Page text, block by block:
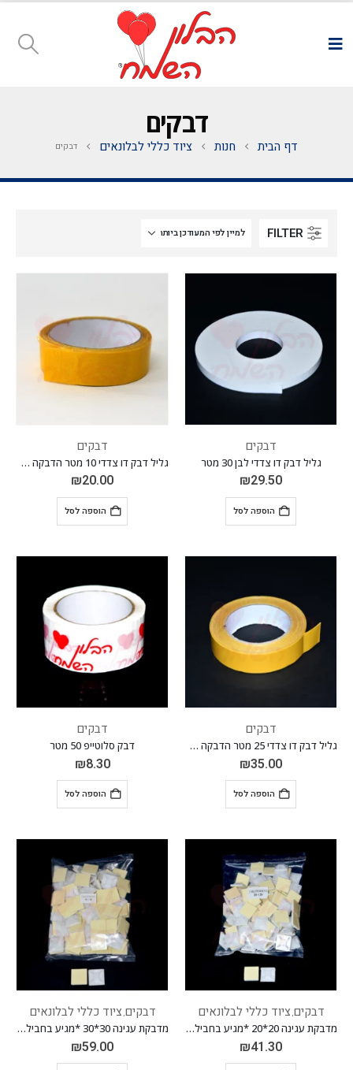
דבקים
דף הבית חנות ציוד כללי לבלונאים דבקים
FILTER
דבקים
גליל דבק דו צדדי לבן 30 מטר
₪29.50
הוספה לסל
דבקים
גליל דבק דו צדדי 10 מטר הדבקה מיידית בעוצמה מירבית
₪20.00
הוספה לסל
דבקים
גליל דבק דו צדדי 25 מטר הדבקה מיידית בעוצמה מירבית
₪35.00
הוספה לסל
דבקים
דבק סלוטייפ 50 מטר
₪8.30
הוספה לסל
דבקים, ציוד כללי לבלונאים
מדבקת עגינה 20*20 *מגיע בחבילה 100 יח'*
₪41.30
דבקים, ציוד כללי לבלונאים
מדבקת עגינה 30*30 *מגיע בחבילה 100 יח'*
₪59.00